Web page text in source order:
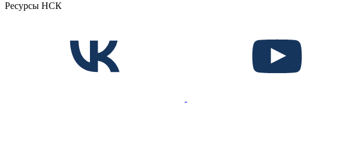
Ресурсы НСК